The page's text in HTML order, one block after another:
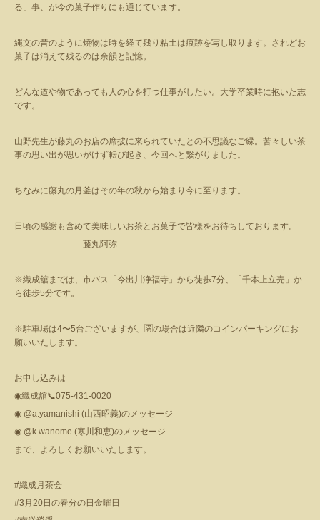
る」事、が今の菓子作りにも通じています。
縄文の昔のように焼物は時を経て残り粘土は痕跡を写し取ります。されどお
菓子は消えて残るのは余韻と記憶。
どんな道や物であっても人の心を打つ仕事がしたい。大学卒業時に抱いた志
です。
山野先生が藤丸のお店の席披に来られていたとの不思議なご縁。苦々しい茶
事の思い出が思いがけず転び起き、今回へと繋がりました。
ちなみに藤丸の月釜はその年の秋から始まり今に至ります。
日頃の感謝も含めて美味しいお茶とお菓子で皆様をお待ちしております。
藤丸阿弥
※織成舘までは、市バス「今出川浄福寺」から徒歩7分、「千本上立売」か
ら徒歩5分です。
※駐車場は4〜5台ございますが、 🈵の場合は近隣のコインパーキングにお
願いいたします。
お申し込みは
◉織成舘📞075-431-0020
◉ @a.yamanishi (山西昭義)のメッセージ
◉ @k.wanome (寒川和恵)のメッセージ
まで、よろしくお願いいたします。
#織成月茶会
#3 月 20日の春分の日金曜日